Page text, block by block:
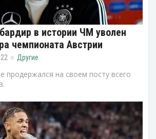
в истории ЧМ уволен
чемпионата Австрии
Другие
продержался на своем посту всего